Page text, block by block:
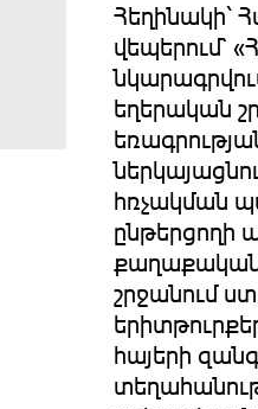
Հեղինակի՝
վեպերում`
եղերական
հռչակման
ընթերցողի
քաղաքական
շրջանում
հայերի